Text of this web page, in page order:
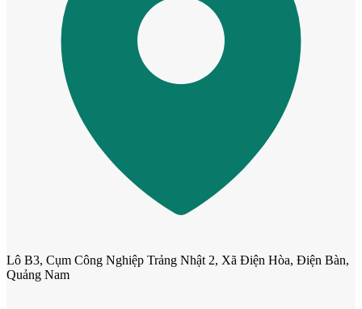
Cửa nhựa Composite Đài Loan
Lô B3, Cụm Công Nghiệp Trảng Nhật 2, Xã Điện Hòa, Điện Bàn,
Quảng Nam